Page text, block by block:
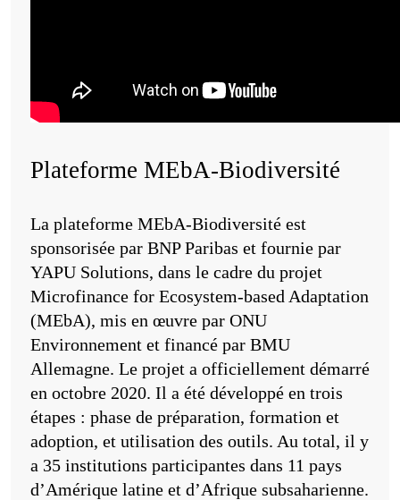
Plateforme MEbA-Biodiversité
La plateforme MEbA-Biodiversité est
sponsorisée par BNP Paribas et fournie par
YAPU Solutions, dans le cadre du projet
Microfinance for Ecosystem-based Adaptation
(MEbA), mis en œuvre par ONU
Environnement et financé par BMU
Allemagne. Le projet a officiellement démarré
en octobre 2020. Il a été développé en trois
étapes : phase de préparation, formation et
adoption, et utilisation des outils. Au total, il y
a 35 institutions participantes dans 11 pays
d’Amérique latine et d’Afrique subsaharienne.